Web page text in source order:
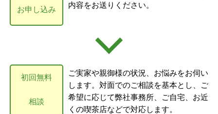
お申し込み
内容をお送りください。
初回無料
相談
ご実家や親御様の状況、お悩みをお伺い
します。対面でのご相談を基本とし、ご
希望に応じて弊社事務所、ご自宅、お近
くの喫茶店などで対応します。